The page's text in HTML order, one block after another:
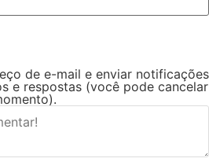
de e-mail e enviar notificações
e respostas (você pode cancelar